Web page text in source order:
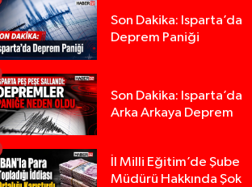
Son Dakika: Isparta’da
Deprem Paniği
Son Dakika: Isparta’da
Arka Arkaya Deprem
İl Milli Eğitim’de Şube
Müdürü Hakkında Şok